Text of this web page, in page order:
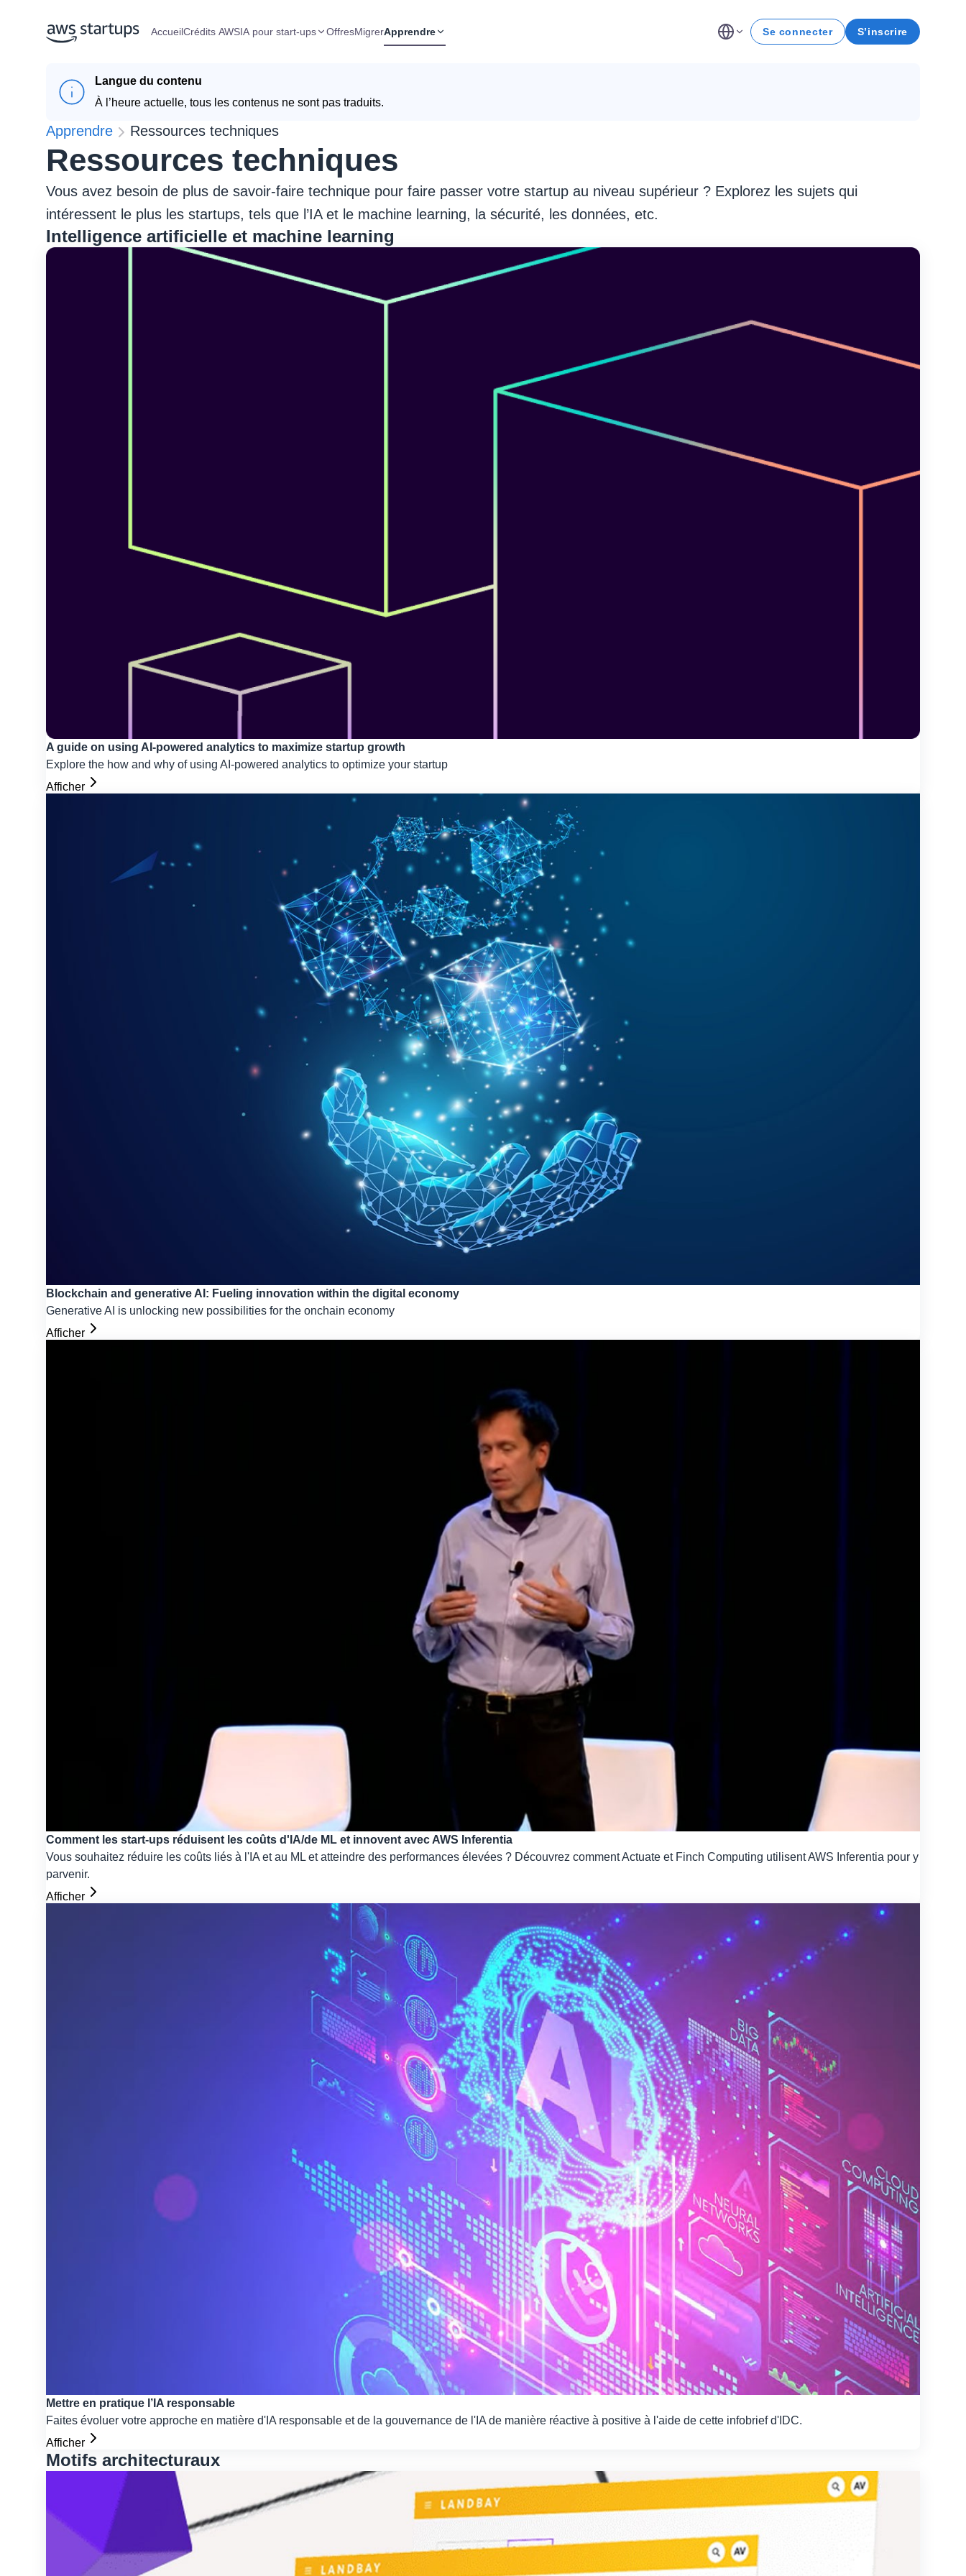
AccueilCrédits AWSIA pour start-ups OffresMigrerApprendre Se connecter S’inscrire
Langue du contenu
À l’heure actuelle, tous les contenus ne sont pas traduits.
Apprendre Ressources techniques
Ressources techniques
Vous avez besoin de plus de savoir-faire technique pour faire passer votre startup au niveau supérieur ? Explorez les sujets qui
intéressent le plus les startups, tels que l’IA et le machine learning, la sécurité, les données, etc.
Intelligence artificielle et machine learning
A guide on using AI-powered analytics to maximize startup growth
Explore the how and why of using AI-powered analytics to optimize your startup
Afficher
Blockchain and generative AI: Fueling innovation within the digital economy
Generative AI is unlocking new possibilities for the onchain economy
Afficher
Comment les start-ups réduisent les coûts d'IA/de ML et innovent avec AWS Inferentia
Vous souhaitez réduire les coûts liés à l'IA et au ML et atteindre des performances élevées ? Découvrez comment Actuate et Finch Computing utilisent AWS Inferentia pour y
parvenir.
Afficher
Mettre en pratique l’IA responsable
Faites évoluer votre approche en matière d'IA responsable et de la gouvernance de l'IA de manière réactive à positive à l'aide de cette infobrief d'IDC.
Afficher
Motifs architecturaux